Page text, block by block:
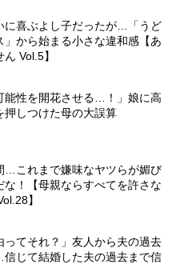
に喜ぶよし子だったが…「うど
」から始まる小さな違和感【あ
Vol.5】
能性を開花させる…！」娘に高
押しつけた母の大誤算
…これまで嫌味なヤツらが媚び
な！【母親ならすべてを許さな
】
ってそれ？」友人から夫の過去
じて結婚した夫の過去まで信